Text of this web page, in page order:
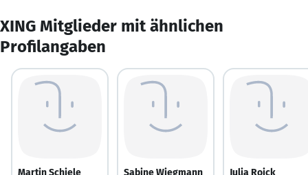
XING Mitglieder mit ähnlichen
Profilangaben
Martin Schiele Sabine Wiegmann Julia Roick